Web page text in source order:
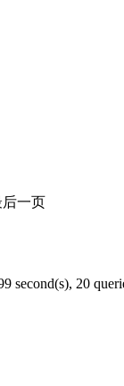
后一页
second(s), 20